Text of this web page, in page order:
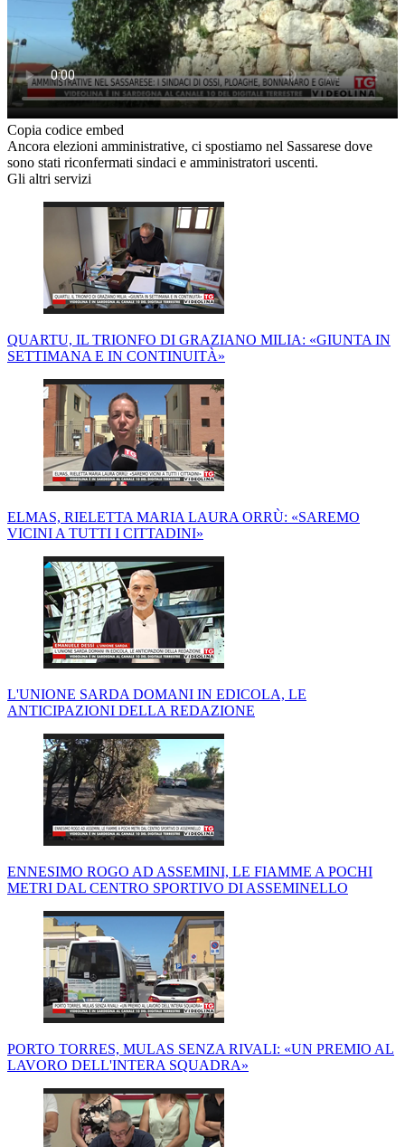
Copia codice embed
Ancora elezioni amministrative, ci spostiamo nel Sassarese dove
sono stati riconfermati sindaci e amministratori uscenti.
Gli altri servizi
QUARTU, IL TRIONFO DI GRAZIANO MILIA: «GIUNTA IN
SETTIMANA E IN CONTINUITÀ»
ELMAS, RIELETTA MARIA LAURA ORRÙ: «SAREMO
VICINI A TUTTI I CITTADINI»
L'UNIONE SARDA DOMANI IN EDICOLA, LE
ANTICIPAZIONI DELLA REDAZIONE
ENNESIMO ROGO AD ASSEMINI, LE FIAMME A POCHI
METRI DAL CENTRO SPORTIVO DI ASSEMINELLO
PORTO TORRES, MULAS SENZA RIVALI: «UN PREMIO AL
LAVORO DELL'INTERA SQUADRA»